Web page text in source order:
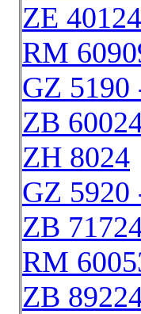
ZE 40124
RM
GZ 5190
ZB
ZH 8024
GZ 5920
ZB
RM
ZB